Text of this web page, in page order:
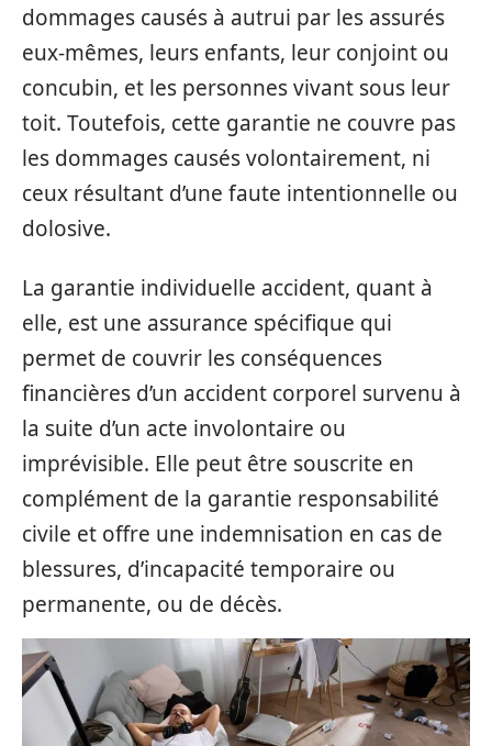
dommages causés à autrui par les assurés
eux-mêmes, leurs enfants, leur conjoint ou
concubin, et les personnes vivant sous leur
toit. Toutefois, cette garantie ne couvre pas
les dommages causés volontairement, ni
ceux résultant d’une faute intentionnelle ou
dolosive.
La garantie individuelle accident, quant à
elle, est une assurance spécifique qui
permet de couvrir les conséquences
financières d’un accident corporel survenu à
la suite d’un acte involontaire ou
imprévisible. Elle peut être souscrite en
complément de la garantie responsabilité
civile et offre une indemnisation en cas de
blessures, d’incapacité temporaire ou
permanente, ou de décès.